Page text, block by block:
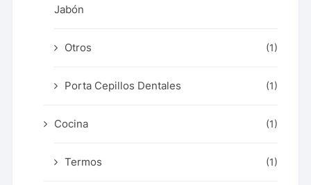
Jabón
Otros (1)
Porta Cepillos Dentales (1)
Cocina (1)
Termos (1)